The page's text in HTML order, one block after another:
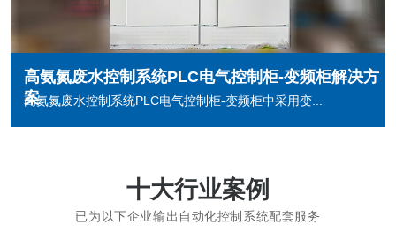
高氨氮废水控制系统PLC电气控制柜-变频柜解决方
案
高氨氮废水控制系统PLC电气控制柜-变频柜中采用变...
十大行业案例
已为以下企业输出自动化控制系统配套服务